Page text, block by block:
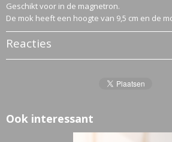
Geschikt voor in de magnetron.
De mok heeft een hoogte van 9,5 cm en de
Reacties
Ook interessant